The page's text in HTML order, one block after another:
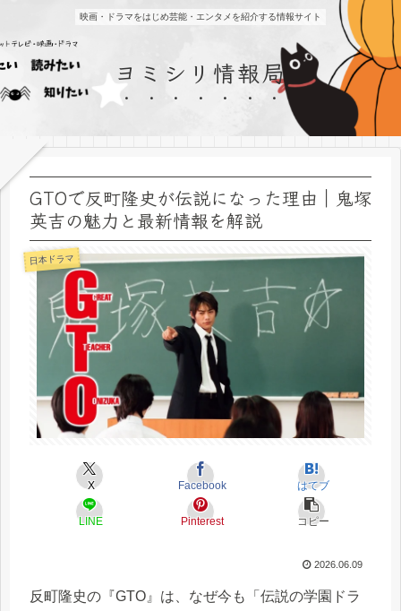
映画・ドラマをはじめ芸能・エンタメを紹介する情報サイト
ヨミシリ情報局
GTOで反町隆史が伝説になった理由｜鬼塚
英吉の魅力と最新情報を解説
日本ドラマ
X Facebook はてブ
LINE Pinterest コピー
2026.06.09
反町隆史の『GTO』は、なぜ今も「伝説の学園ドラ